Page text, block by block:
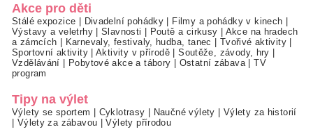
Akce pro děti
Stálé expozice Divadelní pohádky Filmy a pohádky v kinech
Výstavy a veletrhy|Slavnosti Poutě a cirkusy
Akce na hradech
a zámcích
Karnevaly, festivaly, hudba, tanec Tvořivé aktivity
Sportovní aktivity|Aktivity v přírodě |Soutěže, závody, hry
Vzdělávání
Pobytové akce a tábory Ostatní zábava |TV
program
Tipy na výlet
Výlety se sportem Cyklotrasy Naučné výlety
Výlety za historií
Výlety za zábavou |Výlety přírodou